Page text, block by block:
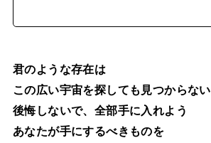
君のような存在は
この広い宇宙を探しても見つからない
後悔しないで、全部手に入れよう
あなたが手にするべきものを